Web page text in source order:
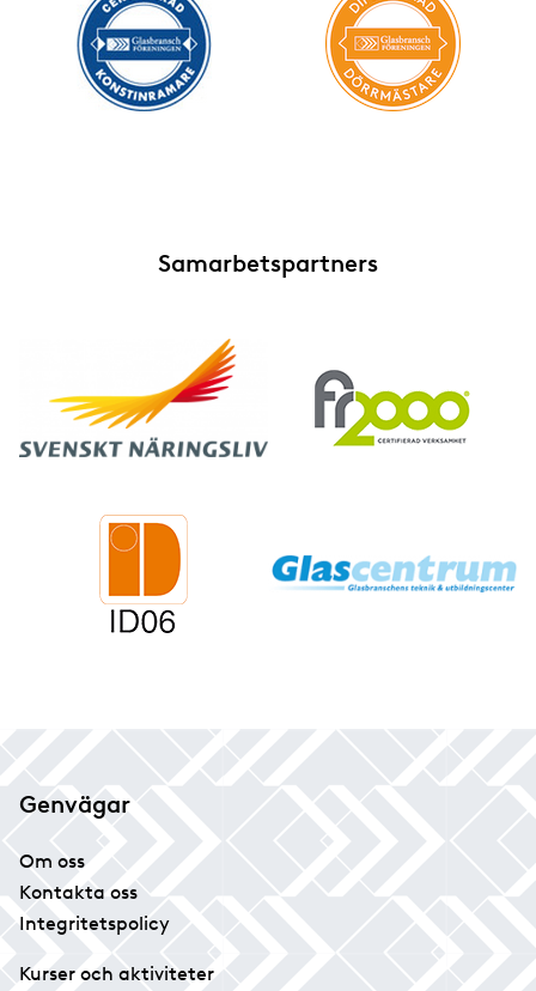
Samarbetspartners
Genvägar
Om oss
Kontakta oss
Integritetspolicy
Kurser och aktiviteter